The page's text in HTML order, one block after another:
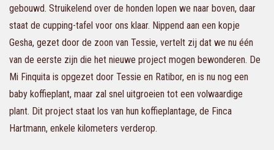
gebouwd. Struikelend over de honden lopen we naar boven, daar
staat de cupping-tafel voor ons klaar. Nippend aan een kopje
Gesha, gezet door de zoon van Tessie, vertelt zij dat we nu één
van de eerste zijn die het nieuwe project mogen bewonderen. De
Mi Finquita is opgezet door Tessie en Ratibor, en is nu nog een
baby koffieplant, maar zal snel uitgroeien tot een volwaardige
plant. Dit project staat los van hun koffieplantage, de Finca
Hartmann, enkele kilometers verderop.